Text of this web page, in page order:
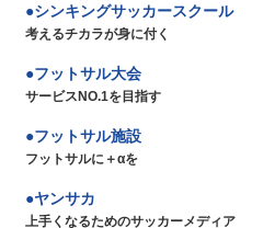
シンキングサッカースクール
考えるチカラが身に付く
フットサル大会
サービスNO.1を目指す
フットサル施設
フットサルに＋αを
ヤンサカ
上手くなるためのサッカーメディア